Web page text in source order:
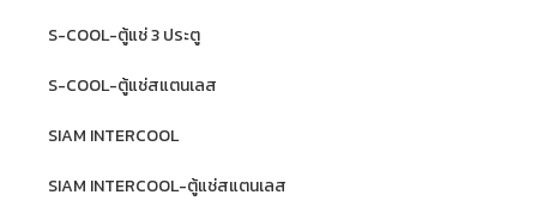
S-COOL-ตู้แช่ 3 ประตู
S-COOL-ตู้แช่สแตนเลส
SIAM INTERCOOL
SIAM INTERCOOL-ตู้แช่สแตนเลส